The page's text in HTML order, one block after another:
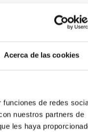
Acerca de las cookies
de redes
nuestros partners de
les haya